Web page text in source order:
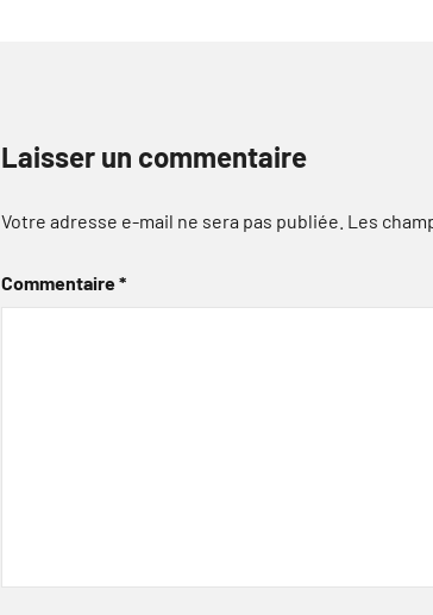
Laisser un commentaire
Votre adresse e-mail ne sera pas publiée. Les
Commentaire*